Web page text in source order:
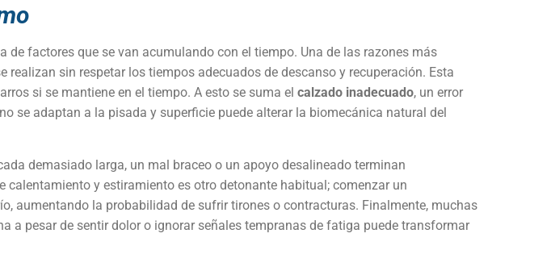
factores que se van acumulando con el tiempo. Una de las razones más
sin respetar los tiempos adecuados de descanso y recuperación. Esta
si se mantiene en el tiempo. A esto se suma el calzado inadecuado, un error
se adaptan a la pisada y superficie puede alterar la biomecánica natural del
demasiado larga, un mal braceo o un apoyo desalineado terminan
y estiramiento es otro detonante habitual; comenzar un
aumentando la probabilidad de sufrir tirones o contracturas. Finalmente, muchas
a pesar de sentir dolor o ignorar señales tempranas de fatiga puede transformar